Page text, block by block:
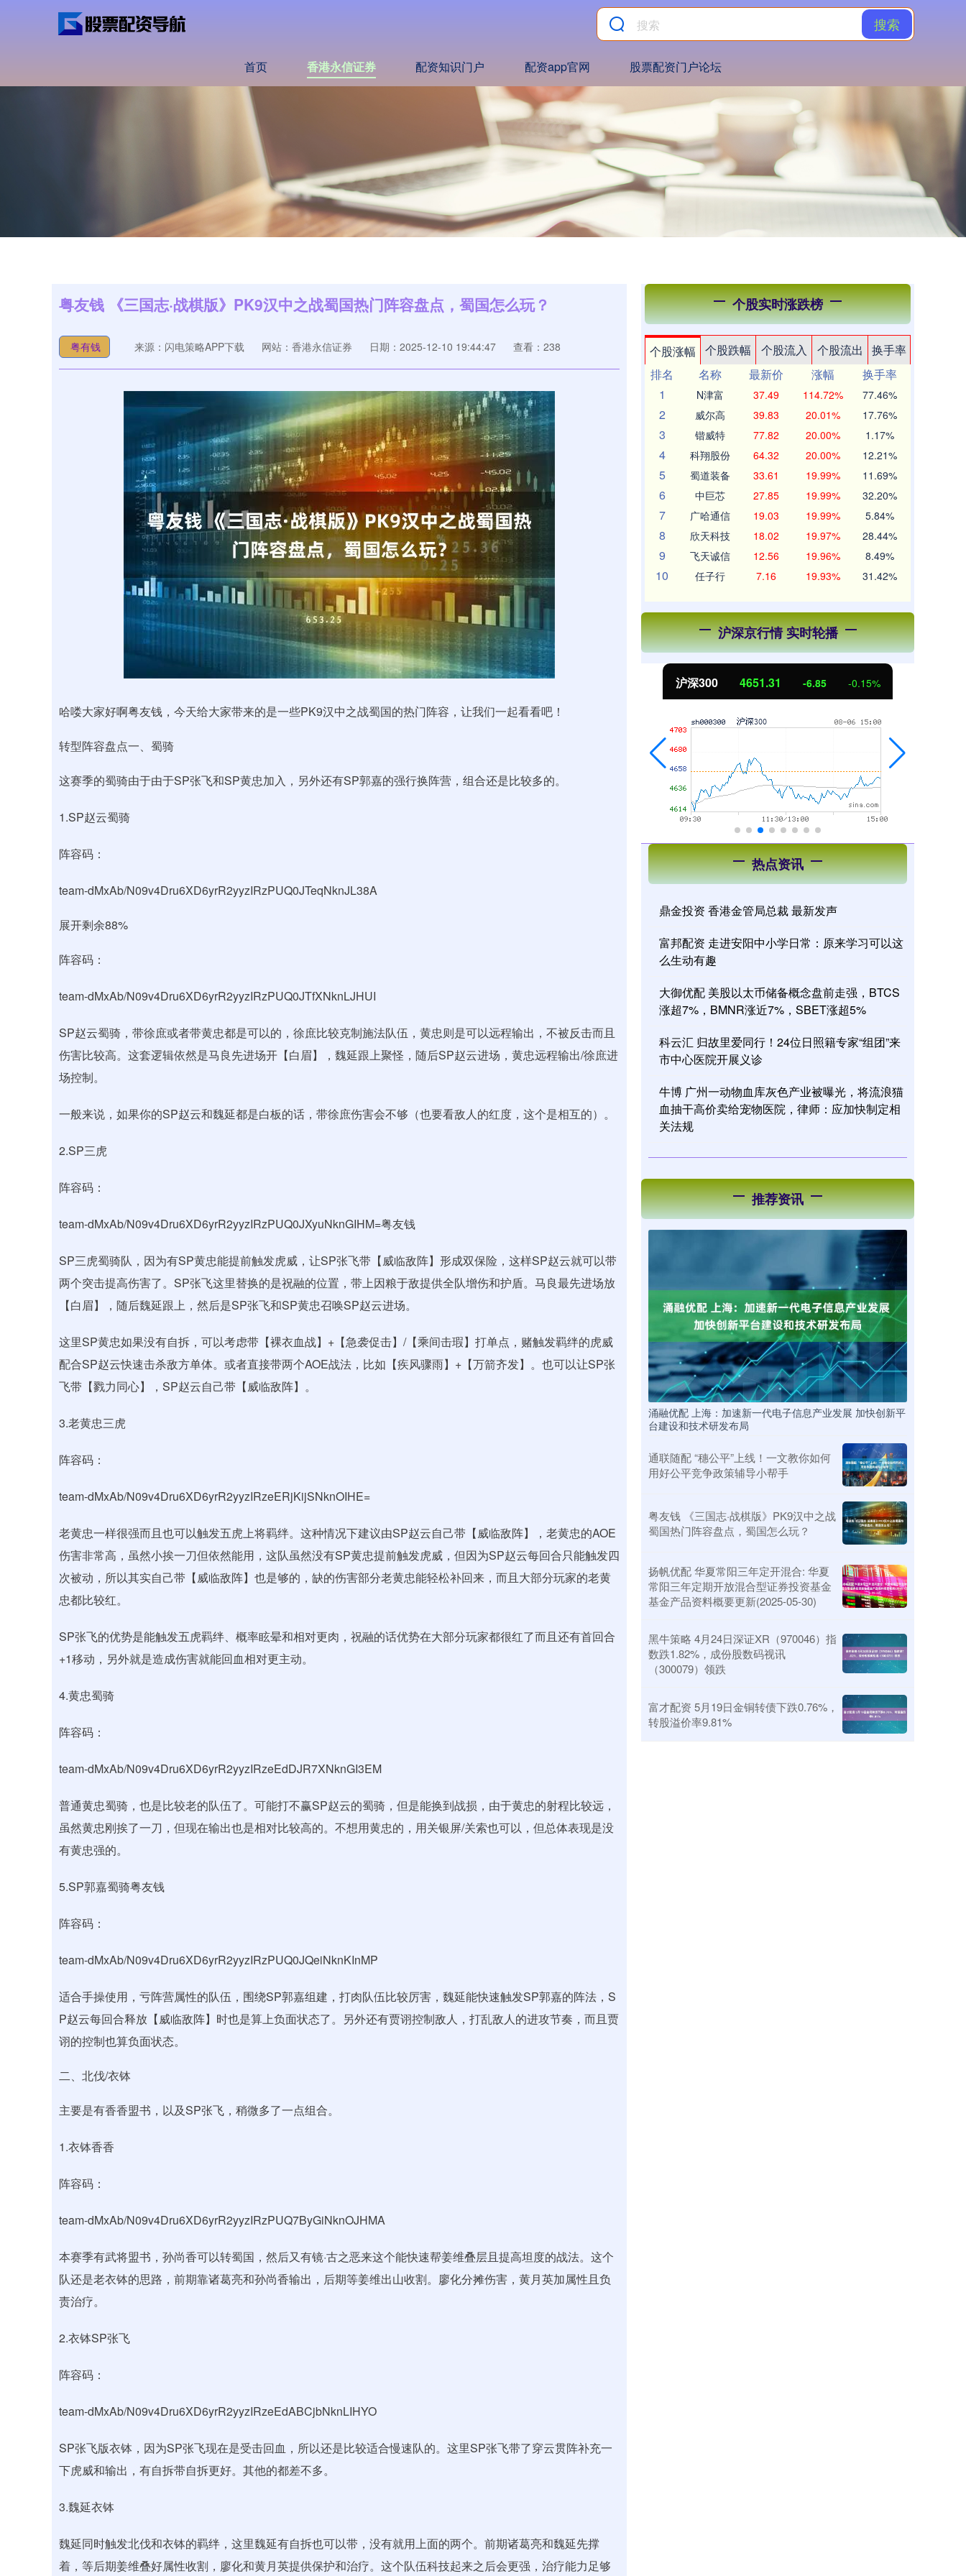
搜索
首页 香港永信证券 配资知识门户 配资app官网 股票配资门户论坛
粤友钱 《三国志·战棋版》PK9汉中之战蜀国热门阵容盘点，蜀国怎么玩？
粤有钱 来源：闪电策略APP下载 网站：香港永信证券 日期：2025-12-10 19:44:47 查看：238
哈喽大家好啊粤友钱，今天给大家带来的是一些PK9汉中之战蜀国的热门阵容，让我们一起看看吧！
转型阵容盘点一、蜀骑
这赛季的蜀骑由于由于SP张飞和SP黄忠加入，另外还有SP郭嘉的强行换阵营，组合还是比较多的。
1.SP赵云蜀骑
阵容码：
team-dMxAb/N09v4Dru6XD6yrR2yyzIRzPUQ0JTeqNknJL38A
展开剩余88%
阵容码：
team-dMxAb/N09v4Dru6XD6yrR2yyzIRzPUQ0JTfXNknLJHUI
SP赵云蜀骑，带徐庶或者带黄忠都是可以的，徐庶比较克制施法队伍，黄忠则是可以远程输出，不被反击而且
伤害比较高。这套逻辑依然是马良先进场开【白眉】，魏延跟上聚怪，随后SP赵云进场，黄忠远程输出/徐庶进
场控制。
一般来说，如果你的SP赵云和魏延都是白板的话，带徐庶伤害会不够（也要看敌人的红度，这个是相互的）。
2.SP三虎
阵容码：
team-dMxAb/N09v4Dru6XD6yrR2yyzIRzPUQ0JXyuNknGIHM=粤友钱
SP三虎蜀骑队，因为有SP黄忠能提前触发虎威，让SP张飞带【威临敌阵】形成双保险，这样SP赵云就可以带
两个突击提高伤害了。SP张飞这里替换的是祝融的位置，带上因粮于敌提供全队增伤和护盾。马良最先进场放
【白眉】，随后魏延跟上，然后是SP张飞和SP黄忠召唤SP赵云进场。
这里SP黄忠如果没有自拆，可以考虑带【裸衣血战】+【急袭促击】/【乘间击瑕】打单点，赌触发羁绊的虎威
配合SP赵云快速击杀敌方单体。或者直接带两个AOE战法，比如【疾风骤雨】+【万箭齐发】。也可以让SP张
飞带【戮力同心】，SP赵云自己带【威临敌阵】。
3.老黄忠三虎
阵容码：
team-dMxAb/N09v4Dru6XD6yrR2yyzIRzeERjKijSNknOIHE=
老黄忠一样很强而且也可以触发五虎上将羁绊。这种情况下建议由SP赵云自己带【威临敌阵】，老黄忠的AOE
伤害非常高，虽然小挨一刀但依然能用，这队虽然没有SP黄忠提前触发虎威，但因为SP赵云每回合只能触发四
次被动，所以其实自己带【威临敌阵】也是够的，缺的伤害部分老黄忠能轻松补回来，而且大部分玩家的老黄
忠都比较红。
SP张飞的优势是能触发五虎羁绊、概率眩晕和相对更肉，祝融的话优势在大部分玩家都很红了而且还有首回合
+1移动，另外就是造成伤害就能回血相对更主动。
4.黄忠蜀骑
阵容码：
team-dMxAb/N09v4Dru6XD6yrR2yyzIRzeEdDJR7XNknGI3EM
普通黄忠蜀骑，也是比较老的队伍了。可能打不赢SP赵云的蜀骑，但是能换到战损，由于黄忠的射程比较远，
虽然黄忠刚挨了一刀，但现在输出也是相对比较高的。不想用黄忠的，用关银屏/关索也可以，但总体表现是没
有黄忠强的。
5.SP郭嘉蜀骑粤友钱
阵容码：
team-dMxAb/N09v4Dru6XD6yrR2yyzIRzPUQ0JQeiNknKInMP
适合手操使用，亏阵营属性的队伍，围绕SP郭嘉组建，打肉队伍比较厉害，魏延能快速触发SP郭嘉的阵法，S
P赵云每回合释放【威临敌阵】时也是算上负面状态了。另外还有贾诩控制敌人，打乱敌人的进攻节奏，而且贾
诩的控制也算负面状态。
二、北伐/衣钵
主要是有香香盟书，以及SP张飞，稍微多了一点组合。
1.衣钵香香
阵容码：
team-dMxAb/N09v4Dru6XD6yrR2yyzIRzPUQ7ByGiNknOJHMA
本赛季有武将盟书，孙尚香可以转蜀国，然后又有镜·古之恶来这个能快速帮姜维叠层且提高坦度的战法。这个
队还是老衣钵的思路，前期靠诸葛亮和孙尚香输出，后期等姜维出山收割。廖化分摊伤害，黄月英加属性且负
责治疗。
2.衣钵SP张飞
阵容码：
team-dMxAb/N09v4Dru6XD6yrR2yyzIRzeEdABCjbNknLIHYO
SP张飞版衣钵，因为SP张飞现在是受击回血，所以还是比较适合慢速队的。这里SP张飞带了穿云贯阵补充一
下虎威和输出，有自拆带自拆更好。其他的都差不多。
3.魏延衣钵
魏延同时触发北伐和衣钵的羁绊，这里魏延有自拆也可以带，没有就用上面的两个。前期诸葛亮和魏延先撑
着，等后期姜维叠好属性收割，廖化和黄月英提供保护和治疗。这个队伍科技起来之后会更强，治疗能力足够
个股实时涨跌榜
个股涨幅 个股跌幅 个股流入 个股流出
换手率
排名
名称 最新价 涨幅
换手率
1
N津富 37.49 114.72% 77.46%
2 威尔高 39.83 20.01% 17.76%
3 锴威特 77.82 20.00% 1.17%
4 科翔股份 64.32 20.00% 12.21%
5 蜀道装备 33.61 19.99% 11.69%
6 中巨芯 27.85 19.99% 32.20%
7 广哈通信 19.03 19.99% 5.84%
8 欣天科技 18.02 19.97% 28.44%
9 飞天诚信 12.56 19.96% 8.49%
10 任子行 7.16 19.93% 31.42%
沪深京行情 实时轮播
上证指数 3900.35 21.92 0.57% 深证成指 14110.12 -34.08 沪深300 4651.31 -6.85 -0.15%
热点资讯
鼎金投资 香港金管局总裁 最新发声
富邦配资 走进安阳中小学日常：原来学习可以这
么生动有趣
大御优配 美股以太币储备概念盘前走强，BTCS
涨超7%，BMNR涨近7%，SBET涨超5%
科云汇 归故里爱同行！24位日照籍专家“组团”来
市中心医院开展义诊
牛博 广州一动物血库灰色产业被曝光，将流浪猫
血抽干高价卖给宠物医院，律师：应加快制定相
关法规
推荐资讯
涌融优配 上海：加速新一代电子信息产业发展 加快创新平
台建设和技术研发布局
通联随配 “穗公平”上线！一文教你如何
用好公平竞争政策辅导小帮手
粤友钱 《三国志·战棋版》PK9汉中之战
蜀国热门阵容盘点，蜀国怎么玩？
扬帆优配 华夏常阳三年定开混合: 华夏
常阳三年定期开放混合型证券投资基金
基金产品资料概要更新(2025-05-30)
黑牛策略 4月24日深证XR（970046）指
数跌1.82%，成份股数码视讯
（300079）领跌
富才配资 5月19日金铜转债下跌0.76%，
转股溢价率9.81%